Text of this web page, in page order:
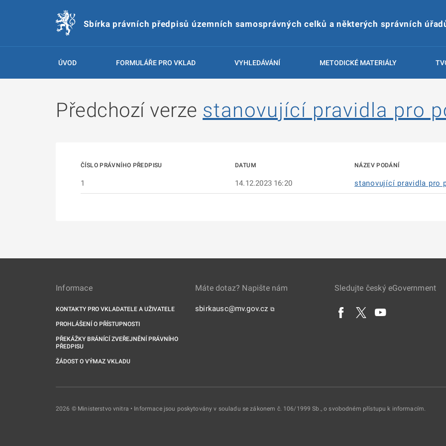
Sbírka právních předpisů územních samosprávných celků a některých správních
ÚVOD FORMULÁŘE PRO VKLAD VYHLEDÁVÁNÍ METODICKÉ MATERIÁLY
Předchozí verze stanovující pravidla pro
ČÍSLO PRÁVNÍHO PŘEDPISU DATUM NÁZEV PODÁNÍ
1 14.12.2023 16:20 stanovující pravidla pro
Informace
KONTAKTY PRO VKLADATELE A UŽIVATELE
PROHLÁŠENÍ O PŘÍSTUPNOSTI
PŘEKÁŽKY BRÁNÍCÍ ZVEŘEJNĚNÍ PRÁVNÍHO
PŘEDPISU
ŽÁDOST O VÝMAZ VKLADU
Máte dotaz? Napište nám
sbirkausc@mv.gov.cz ⧉
Sledujte český eGovernment
2026 © Ministerstvo vnitra • Informace jsou poskytovány v souladu se zákonem č. 106/1999 Sb., o svobodném přístupu k informacím.